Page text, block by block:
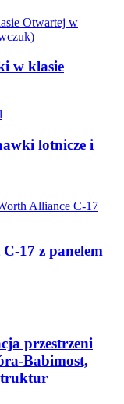
w klasie
lotnicze i
17 z panelem
przestrzeni
Babimost,